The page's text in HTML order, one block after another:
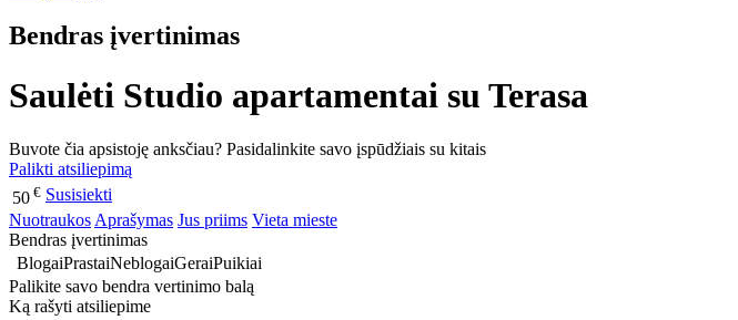
Bendras įvertinimas
Saulėti Studio apartamentai su Terasa
Buvote čia apsistoję anksčiau? Pasidalinkite savo įspūdžiais su kitais
Palikti atsiliepimą
50 € Susisiekti
Nuotraukos Aprašymas Jus priims Vieta mieste
Bendras įvertinimas
BlogaiPrastaiNeblogaiGeraiPuikiai
Palikite savo bendra vertinimo balą
Ką rašyti atsiliepime